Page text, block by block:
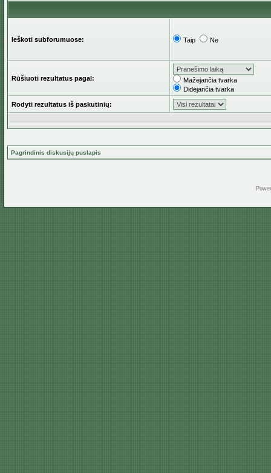
Ieškoti subforumuose: Taip Ne
Rūšiuoti rezultatus pagal:
Mažėjančia tvarka
Didėjančia tvarka
Rodyti rezultatus iš paskutinių:
Pagrindinis diskusijų puslapis